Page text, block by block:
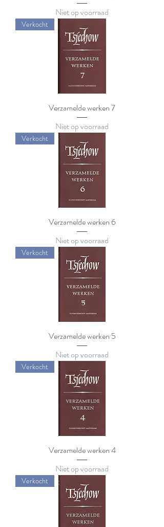
Niet op voorraad
Verkocht
Verzamelde werken 7
Niet op voorraad
Verkocht
Verzamelde werken 6
Niet op voorraad
Verkocht
Verzamelde werken 5
Niet op voorraad
Verkocht
Verzamelde werken 4
Niet op voorraad
Verkocht